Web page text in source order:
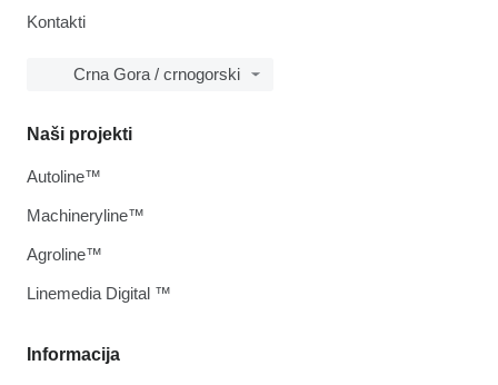
Kontakti
Crna Gora / crnogorski
Informacija
Naši projekti
Autoline™
Machineryline™
Agroline™
Linemedia Digital ™